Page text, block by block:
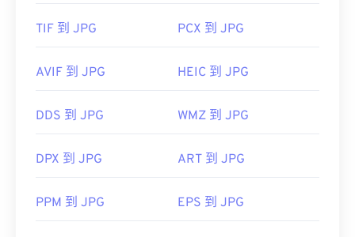
TIF 到 JPG PCX 到 JPG
AVIF 到 JPG HEIC 到 JPG
DDS 到 JPG WMZ 到 JPG
DPX 到 JPG ART 到 JPG
PPM 到 JPG EPS 到 JPG